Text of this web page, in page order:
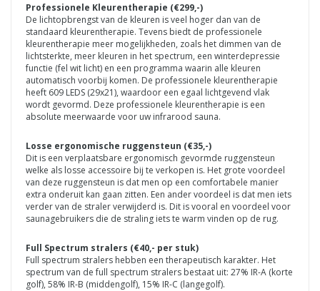
Professionele Kleurentherapie (€299,-)
De lichtopbrengst van de kleuren is veel hoger dan van de
standaard kleurentherapie. Tevens biedt de professionele
kleurentherapie meer mogelijkheden, zoals het dimmen van de
lichtsterkte, meer kleuren in het spectrum, een winterdepressie
functie (fel wit licht) en een programma waarin alle kleuren
automatisch voorbij komen. De professionele kleurentherapie
heeft 609 LEDS (29x21), waardoor een egaal lichtgevend vlak
wordt gevormd. Deze professionele kleurentherapie is een
absolute meerwaarde voor uw infrarood sauna.
Losse ergonomische ruggensteun (€35,-)
Dit is een verplaatsbare ergonomisch gevormde ruggensteun
welke als losse accessoire bij te verkopen is. Het grote voordeel
van deze ruggensteun is dat men op een comfortabele manier
extra onderuit kan gaan zitten. Een ander voordeel is dat men iets
verder van de straler verwijderd is. Dit is vooral en voordeel voor
saunagebruikers die de straling iets te warm vinden op de rug.
Full Spectrum stralers (€40,- per stuk)
Full spectrum stralers hebben een therapeutisch karakter. Het
spectrum van de full spectrum stralers bestaat uit: 27% IR-A (korte
golf), 58% IR-B (middengolf), 15% IR-C (langegolf).